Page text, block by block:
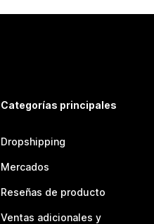
Categorías principales
Dropshipping
Mercados
Reseñas de producto
Ventas adicionales y